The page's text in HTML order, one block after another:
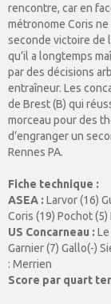
rencontre, car en
métronome Coris ne
seconde victoire de
qu’il a longtemps
par des décisions
entraîneur. Les
de Brest (B) qui
morceau pour des
d’engranger un
Rennes PA.
Fiche technique :
ASEA : Larvor (16)
Coris (19) Pochot
US Concarneau :
Garnier (7) Gallo(-)
: Merrien
Score par quart